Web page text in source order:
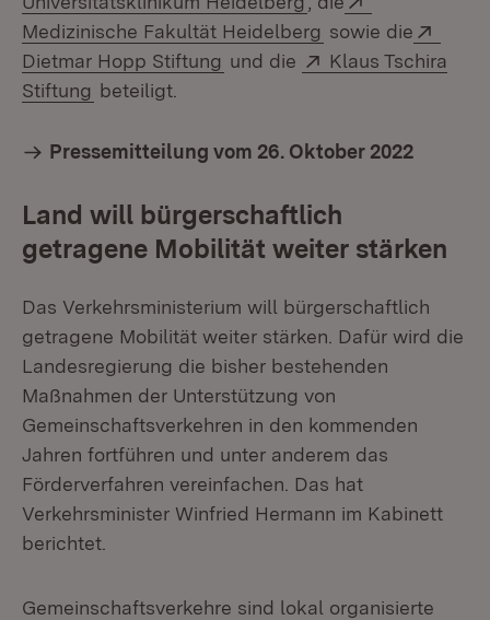
Medizinische Fakultät Heidelberg (Öffnet in neuem
sowie die
Dietmar Hopp Stiftung (Öffnet in neuem Fenster)
und die Extern:
Klaus Tschira
Stiftung (Öffnet in neuem Fenster)
beteiligt.
Pressemitteilung vom 26. Oktober 2022
Land will bürgerschaftlich
getragene Mobilität weiter stärken
Das Verkehrsministerium will bürgerschaftlich
getragene Mobilität weiter stärken. Dafür wird die
Landesregierung die bisher bestehenden
Maßnahmen der Unterstützung von
Gemeinschaftsverkehren in den kommenden
Jahren fortführen und unter anderem das
Förderverfahren vereinfachen. Das hat
Verkehrsminister Winfried Hermann im Kabinett
berichtet.
Gemeinschaftsverkehre sind lokal organisierte